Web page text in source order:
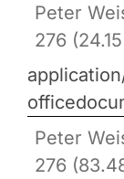
Peter
276
Peter
276